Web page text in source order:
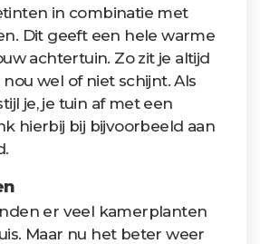
in combinatie met
Dit geeft een hele warme
achtertuin. Zo zit je altijd
wel of niet schijnt. Als
je, je tuin af met een
hierbij bij bijvoorbeeld aan
er veel kamerplanten
Maar nu het beter weer